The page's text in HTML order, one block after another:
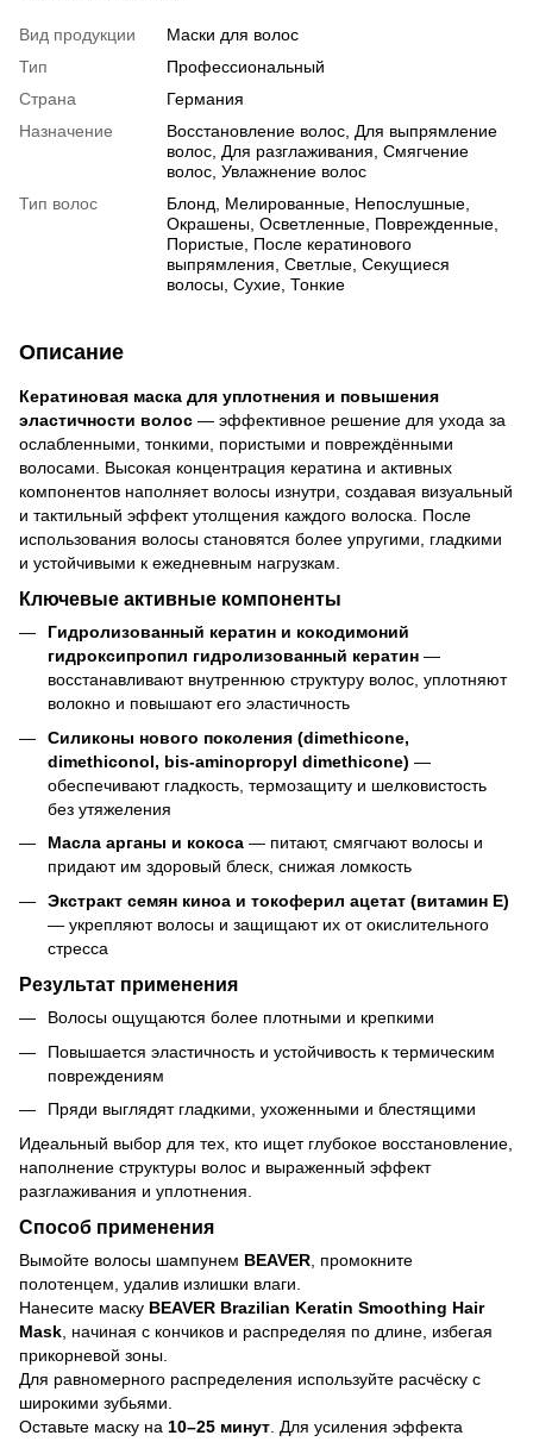
Вид продукции
Маски для волос
Тип
Профессиональный
Страна
Германия
Назначение
Восстановление волос, Для выпрямление
волос, Для разглаживания, Смягчение
волос, Увлажнение волос
Тип волос
Блонд, Мелированные, Непослушные,
Окрашены, Осветленные, Поврежденные,
Пористые, После кератинового
выпрямления, Светлые, Секущиеся
волосы, Сухие, Тонкие
Описание
Кератиновая маска для уплотнения и повышения
эластичности волос — эффективное решение для ухода за
ослабленными, тонкими, пористыми и повреждёнными
волосами. Высокая концентрация кератина и активных
компонентов наполняет волосы изнутри, создавая визуальный
и тактильный эффект утолщения каждого волоска. После
использования волосы становятся более упругими, гладкими
и устойчивыми к ежедневным нагрузкам.
Ключевые активные компоненты
Гидролизованный кератин и кокодимоний
гидроксипропил гидролизованный кератин —
восстанавливают внутреннюю структуру волос, уплотняют
волокно и повышают его эластичность
Силиконы нового поколения (dimethicone,
dimethiconol, bis-aminopropyl dimethicone) —
обеспечивают гладкость, термозащиту и шелковистость
без утяжеления
Масла арганы и кокоса — питают, смягчают волосы и
придают им здоровый блеск, снижая ломкость
Экстракт семян киноа и токоферил ацетат (витамин Е)
— укрепляют волосы и защищают их от окислительного
стресса
Результат применения
Волосы ощущаются более плотными и крепкими
Повышается эластичность и устойчивость к термическим
повреждениям
Пряди выглядят гладкими, ухоженными и блестящими
Идеальный выбор для тех, кто ищет глубокое восстановление,
наполнение структуры волос и выраженный эффект
разглаживания и уплотнения.
Способ применения
Вымойте волосы шампунем BEAVER, промокните
полотенцем, удалив излишки влаги.
Нанесите маску BEAVER Brazilian Keratin Smoothing Hair
Mask, начиная с кончиков и распределяя по длине, избегая
прикорневой зоны.
Для равномерного распределения используйте расчёску с
широкими зубьями.
Оставьте маску на 10–25 минут. Для усиления эффекта